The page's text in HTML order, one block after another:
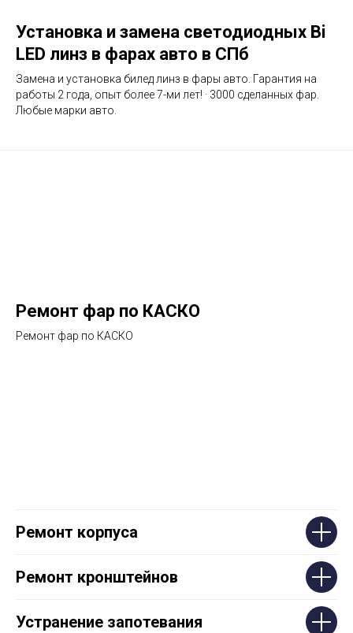
Установка и замена светодиодных Bi
LED линз в фарах авто в СПб
Замена и установка билед линз в фары авто. Гарантия на
работы 2 года, опыт более 7-ми лет! · 3000 сделанных фар.
Любые марки авто.
Ремонт фар по КАСКО
Ремонт фар по КАСКО
Ремонт корпуса
Ремонт кронштейнов
Устранение запотевания